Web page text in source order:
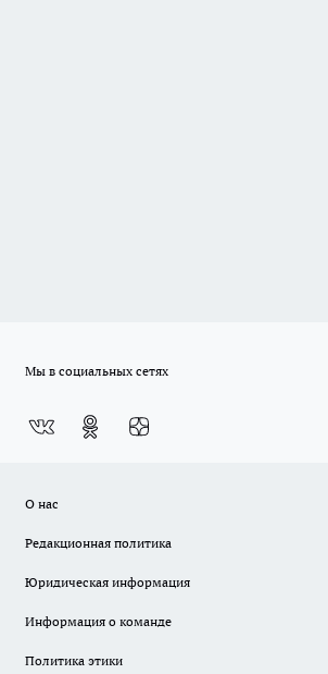
Мы в социальных сетях
О нас
Редакционная политика
Юридическая информация
Информация о команде
Политика этики